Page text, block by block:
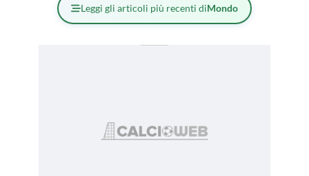
Leggi gli articoli più recenti diMondo